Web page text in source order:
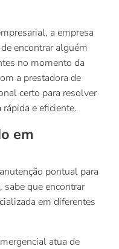
a empresa
encontrar alguém
no momento da
a prestadora de
certo para resolver
e eficiente.
em
pontual para
sabe que encontrar
em diferentes
atua de